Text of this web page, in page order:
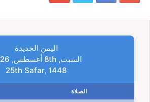
اليمن الحديدة
السبت, 8th أغسطس, 2026
25th Safar, 1448
الصلاة